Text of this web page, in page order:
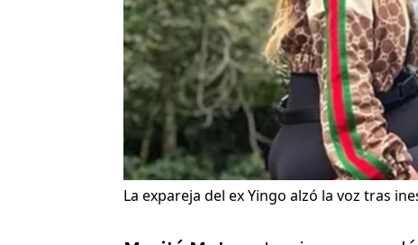
La expareja del ex Yingo alzó la voz tras